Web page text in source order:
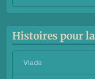
Histoires pour la
Vlada